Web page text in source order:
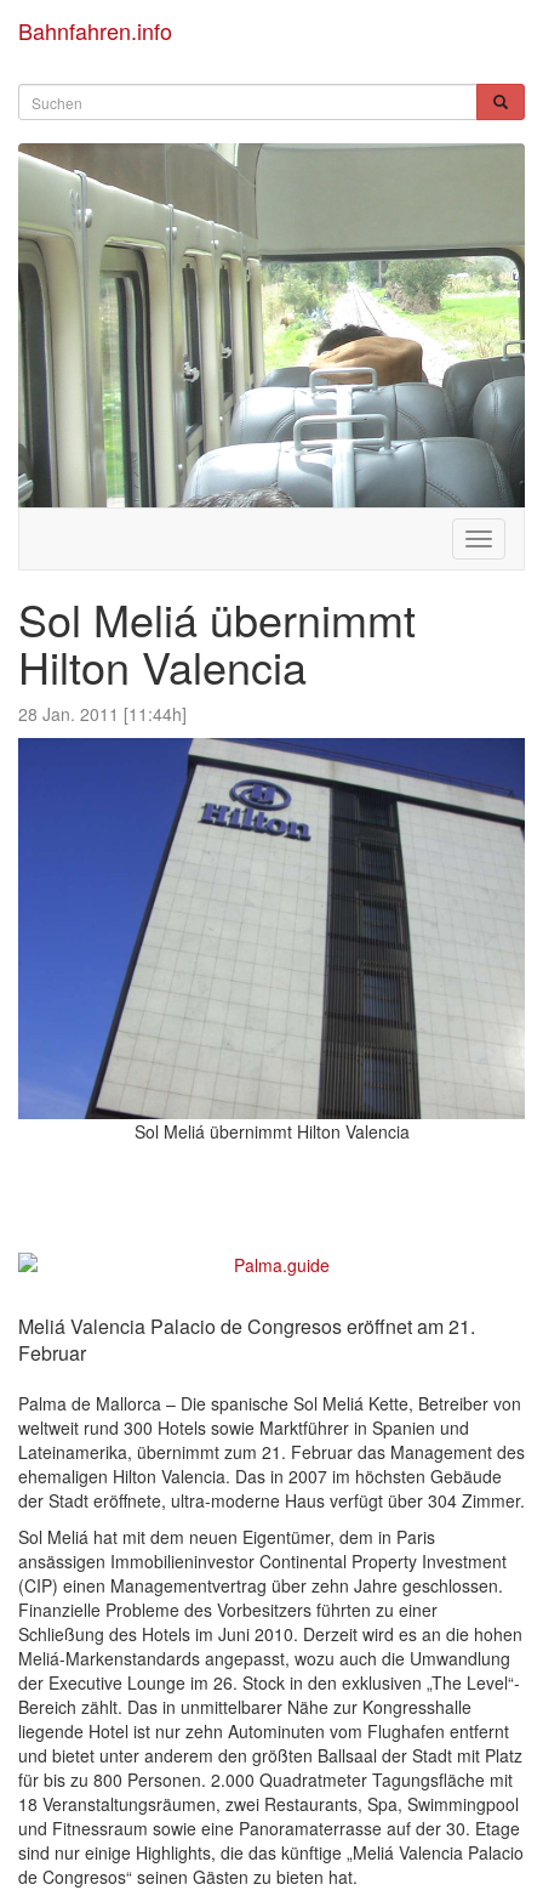
Bahnfahren.info
Toggle
Sol Meliá übernimmt
Hilton Valencia
28 Jan. 2011 [11:44h]
Sol Meliá übernimmt Hilton Valencia
Meliá Valencia Palacio de Congresos eröffnet am 21.
Februar
Palma de Mallorca – Die spanische Sol Meliá Kette, Betreiber von
weltweit rund 300 Hotels sowie Marktführer in Spanien und
Lateinamerika, übernimmt zum 21. Februar das Mana­gement des
ehemaligen Hilton Valencia. Das in 2007 im höchsten Gebäude
der Stadt eröffnete, ultra-moderne Haus verfügt über 304 Zimmer.
Sol Meliá hat mit dem neuen Eigentümer, dem in Paris
ansässigen Immobilieninvestor Continental Property Investment
(CIP) einen Management­vertrag über zehn Jahre geschlossen.
Finan­zielle Probleme des Vorbesitzers führten zu einer
Schließung des Hotels im Juni 2010. Derzeit wird es an die hohen
Meliá-Markenstandards ange­passt, wozu auch die Umwandlung
der Executive Lounge im 26. Stock in den exklusiven „The Le­vel“-
Bereich zählt. Das in unmittelbarer Nähe zur Kongresshalle
liegende Hotel ist nur zehn Auto­minuten vom Flughafen entfernt
und bietet unter anderem den größten Ballsaal der Stadt mit Platz
für bis zu 800 Personen. 2.000 Quadratmeter Tagungsfläche mit
18 Veranstaltungsräumen, zwei Restaurants, Spa, Swimmingpool
und Fitnessraum sowie eine Panoramater­rasse auf der 30. Etage
sind nur einige Highlights, die das künftige „Meliá Valencia Palacio
de Congresos“ seinen Gästen zu bieten hat.